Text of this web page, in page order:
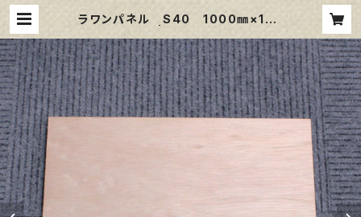
ラワンパネル S40 1000㎜×100